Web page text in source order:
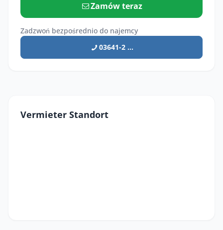
Zamów teraz
Zadzwoń bezpośrednio do najemcy
03641-2 ...
Vermieter Standort